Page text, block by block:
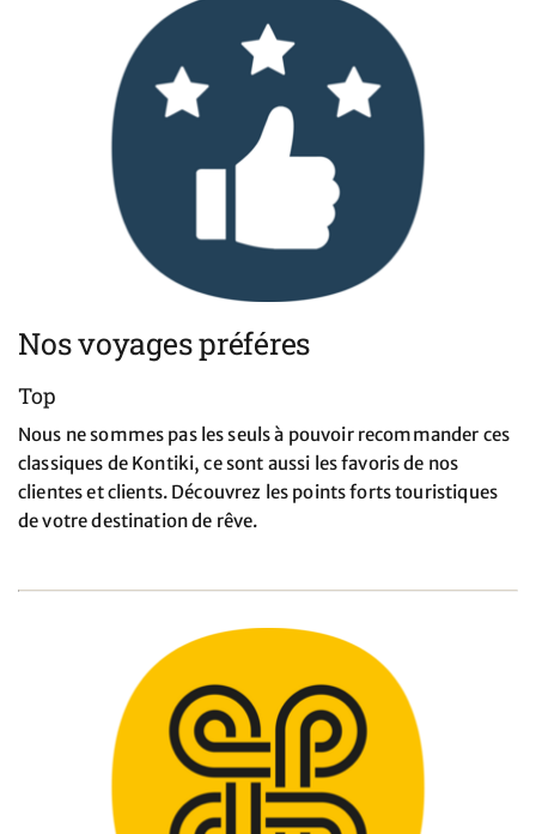
Nos voyages préféres
Top
Nous ne sommes pas les seuls à pouvoir recommander ces
classiques de Kontiki, ce sont aussi les favoris de nos
clientes et clients. Découvrez les points forts touristiques
de votre destination de rêve.